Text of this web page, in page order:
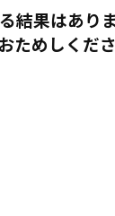
結果はあり
ためしくださ